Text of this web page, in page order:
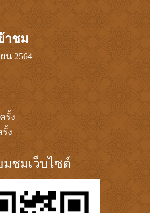
าชม
น 2564
รั้ง
รั้ง
มชมเว็บไซต์